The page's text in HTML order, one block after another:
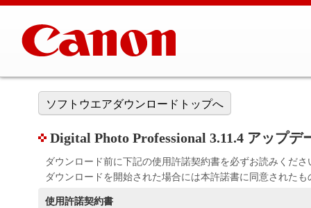
ソフトウエアダウンロードトップへ
Digital Photo Professional 3.11.4 アップデ
ダウンロード前に下記の使用許諾契約書を必ずお読みくださ
ダウンロードを開始された場合には本許諾書に同意された
使用許諾契約書